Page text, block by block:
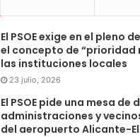
El PSOE exige en el pleno
el concepto de “prioridad
las instituciones locales
23 julio, 2026
El PSOE pide una mesa
administraciones y
del aeropuerto Alicante-